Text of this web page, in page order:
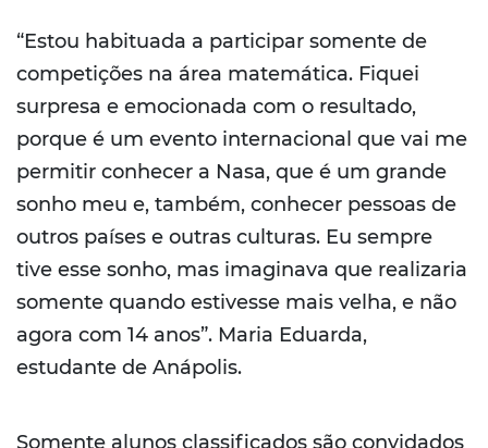
“Estou habituada a participar somente de
competições na área matemática. Fiquei
surpresa e emocionada com o resultado,
porque é um evento internacional que vai me
permitir conhecer a Nasa, que é um grande
sonho meu e, também, conhecer pessoas de
outros países e outras culturas. Eu sempre
tive esse sonho, mas imaginava que realizaria
somente quando estivesse mais velha, e não
agora com 14 anos”. Maria Eduarda,
estudante de Anápolis.
Somente alunos classificados são convidados